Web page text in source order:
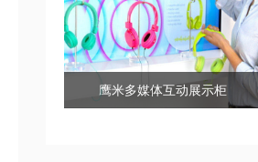
鹰米多媒体互动展示柜